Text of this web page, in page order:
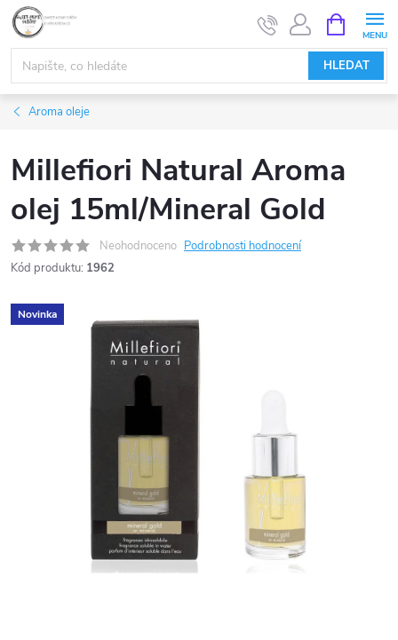
Přejít
obsah
HLEDAT
NÁKUPNÍ
KOŠÍK
Aroma oleje
Millefiori Natural Aroma
olej 15ml/Mineral Gold
Neohodnoceno Podrobnosti hodnocení
Kód produktu: 1962
Novinka